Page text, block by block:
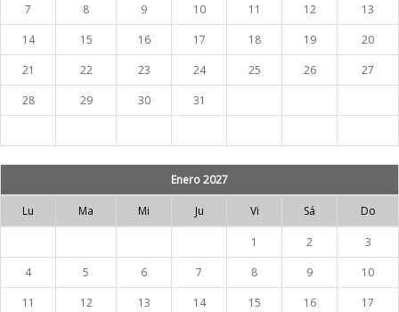
7
8 9 10 11 12
13
14
15 16 17 18 19
20
21
22 23 24 25 26
27
28
29 30 31
Enero 2027
Lu Ma Mi Ju Vi Sá Do
1 2
3
4
5 6 7 8 9
10
11
12 13 14 15 16 17